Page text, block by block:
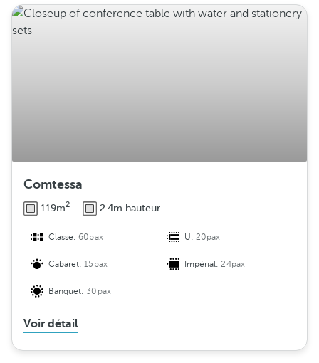
Comtessa
119m2 2.4m hauteur
Classe:60pax U:20pax
Cabaret:15pax Impérial:24pax
Banquet:30pax
Voir détail